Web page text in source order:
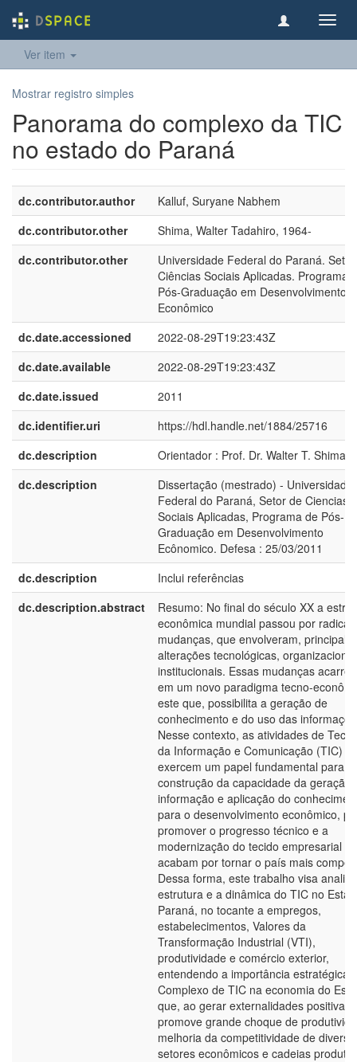
Ver item
Mostrar registro simples
Panorama do complexo da TIC
no estado do Paraná
dc.contributor.author
Kalluf, Suryane Nabhem
dc.contributor.other
Shima, Walter Tadahiro, 1964-
dc.contributor.other
Universidade Federal do Paraná.
Ciências Sociais Aplicadas. Programa
Pós-Graduação em Desenvolvimento
Econômico
dc.date.accessioned
2022-08-29T19:23:43Z
dc.date.available
2022-08-29T19:23:43Z
dc.date.issued
2011
dc.identifier.uri
https://hdl.handle.net/1884/25716
dc.description
Orientador : Prof. Dr. Walter T. Shima
dc.description
Dissertação (mestrado) - Universidade
Federal do Paraná, Setor de Ciencias
Sociais Aplicadas, Programa de Pós-
Graduação em Desenvolvimento
Ecônomico. Defesa : 25/03/2011
dc.description
Inclui referências
dc.description.abstract
Resumo: No final do século XX a
econômica mundial passou por radicais
mudanças, que envolveram,
alterações tecnológicas,
institucionais. Essas mudanças
em um novo paradigma tecno-
este que, possibilita a geração de
conhecimento e do uso das
Nesse contexto, as atividades de
da Informação e Comunicação (TIC)
exercem um papel fundamental para a
construção da capacidade da geração
informação e aplicação do
para o desenvolvimento econômico,
promover o progresso técnico e a
modernização do tecido empresarial
acabam por tornar o país mais
Dessa forma, este trabalho visa
estrutura e a dinâmica do TIC no
Paraná, no tocante a empregos,
estabelecimentos, Valores da
Transformação Industrial (VTI),
produtividade e comércio exterior,
entendendo a importância estratégica
Complexo de TIC na economia do
que, ao gerar externalidades positivas,
promove grande choque de
melhoria da competitividade de
setores econômicos e cadeias